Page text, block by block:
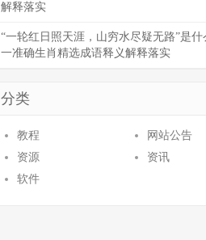
解释落实
“一轮红日照天涯，山穷水尽疑无路”是
一准确生肖精选成语释义解释落实
分类
教程
网站公告
资源
资讯
软件